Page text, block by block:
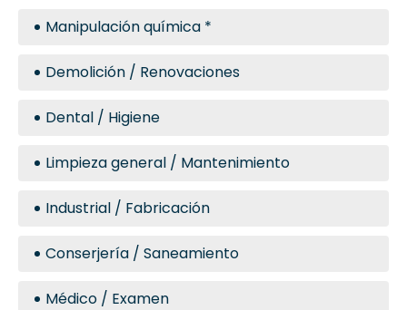
Manipulación química *
Demolición / Renovaciones
Dental / Higiene
Limpieza general / Mantenimiento
Industrial / Fabricación
Conserjería / Saneamiento
Médico / Examen